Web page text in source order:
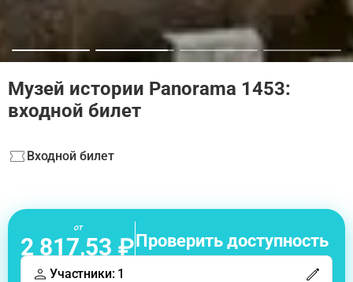
Музей истории Panorama 1453:
входной билет
Входной билет
от
2 817,53 ₽Проверить доступность
Участники: 1